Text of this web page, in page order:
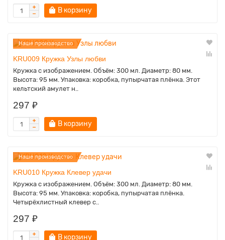
В корзину
Наше производство
KRU009 Кружка Узлы любви
Кружка с изображением. Объём: 300 мл. Диаметр: 80 мм.
Высота: 95 мм. Упаковка: коробка, пупырчатая плёнка. Этот
кельтский амулет н..
297 ₽
В корзину
Наше производство
KRU010 Кружка Клевер удачи
Кружка с изображением. Объём: 300 мл. Диаметр: 80 мм.
Высота: 95 мм. Упаковка: коробка, пупырчатая плёнка.
Четырёхлистный клевер с..
297 ₽
В корзину